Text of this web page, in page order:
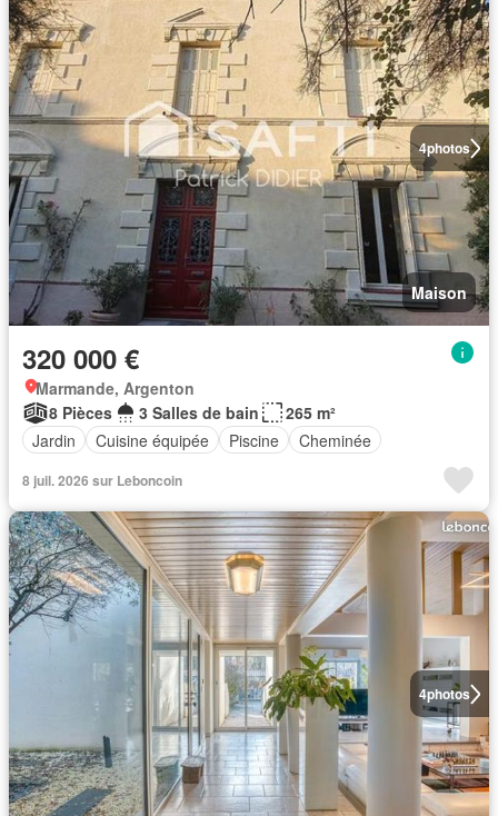
4photos
Maison
320 000 €
Marmande, Argenton
8 Pièces
3 Salles de bain
265 m²
Jardin
Cuisine équipée Piscine Cheminée
8 juil. 2026 sur Leboncoin
4photos